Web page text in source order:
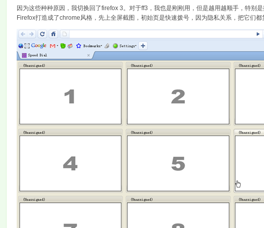
因为这些种种原因，我切换回了firefox 3。对于ff3，我也是刚刚用，但是越用越顺手，特
Firefox打造成了chrome风格，先上全屏截图，初始页是快速拨号，因为隐私关系，把它们都